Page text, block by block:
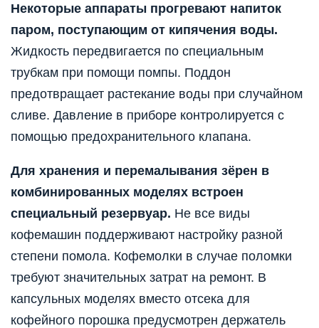
Некоторые аппараты прогревают напиток
паром, поступающим от кипячения воды.
Жидкость передвигается по специальным
трубкам при помощи помпы. Поддон
предотвращает растекание воды при случайном
сливе. Давление в приборе контролируется с
помощью предохранительного клапана.
Для хранения и перемалывания зёрен в
комбинированных моделях встроен
специальный резервуар. Не все виды
кофемашин поддерживают настройку разной
степени помола. Кофемолки в случае поломки
требуют значительных затрат на ремонт. В
капсульных моделях вместо отсека для
кофейного порошка предусмотрен держатель